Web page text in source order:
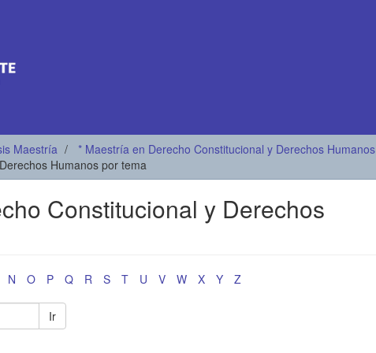
Maestría
* Maestría en Derecho Constitucional y Derechos Humanos
Humanos por tema
Constitucional y Derechos
N O P Q R S T U V W X Y Z
Ir